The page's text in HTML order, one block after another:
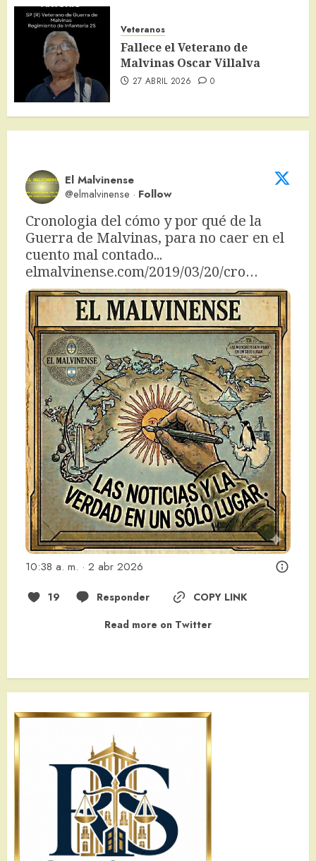
Veteranos
Fallece el Veterano de
Malvinas Oscar Villalva
27 ABRIL 2026 0
El Malvinense
@elmalvinense · Follow
Cronologia del cómo y por qué de la
Guerra de Malvinas, para no caer en el
elmalvinense.com/2019/03/20/cro…
10:38 a. m. · 2 abr 2026
19 Responder
COPY LINK
Read more on Twitter